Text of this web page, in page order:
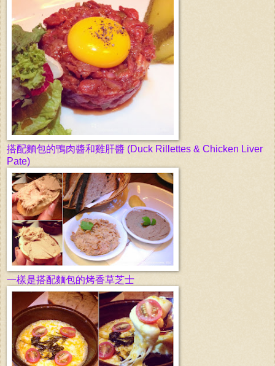
搭配麵包的鴨肉醬和雞肝醬 (Duck Rillettes & Chicken Liver
Pate)
一樣是搭配麵包的烤香草芝士